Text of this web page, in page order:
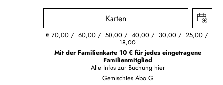
Karten
€ 70,00 60,00 50,00 40,00 30,00 25,00
18,00
Mit der Familienkarte 10 € für jedes eingetragene
Familienmitglied
Alle Infos zur Buchung hier
Gemischtes Abo G